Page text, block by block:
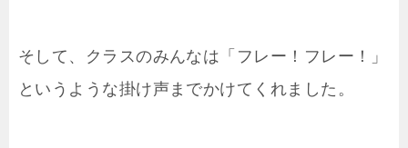
そして、クラスのみんなは「フレー！フレー！」
というような掛け声までかけてくれました。